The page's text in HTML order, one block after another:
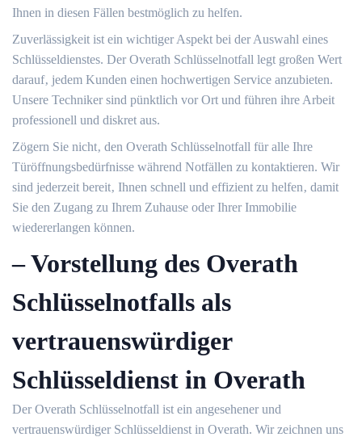
Ihnen in diesen Fällen bestmöglich zu helfen.​
Zuverlässigkeit ist ein wichtiger Aspekt bei der Auswahl eines
Schlüsseldienstes. Der Overath Schlüsselnotfall legt großen Wert
darauf‚ jedem Kunden einen hochwertigen Service anzubieten.​
Unsere Techniker sind pünktlich vor Ort und führen ihre Arbeit
professionell und diskret aus.​
Zögern Sie nicht‚ den Overath Schlüsselnotfall für alle Ihre
Türöffnungsbedürfnisse während Notfällen zu kontaktieren.​ Wir
sind jederzeit bereit‚ Ihnen schnell und effizient zu helfen‚ damit
Sie den Zugang zu Ihrem Zuhause oder Ihrer Immobilie
wiedererlangen können.​
– Vorstellung des Overath
Schlüsselnotfalls als
vertrauenswürdiger
Schlüsseldienst in Overath
Der Overath Schlüsselnotfall ist ein angesehener und
vertrauenswürdiger Schlüsseldienst in Overath.​ Wir zeichnen uns